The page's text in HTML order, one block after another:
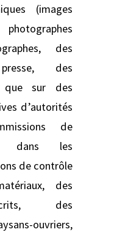
(images
des
des
que sur des
d’autorités
de
dans les
de contrôle
des
des
ouvriers,